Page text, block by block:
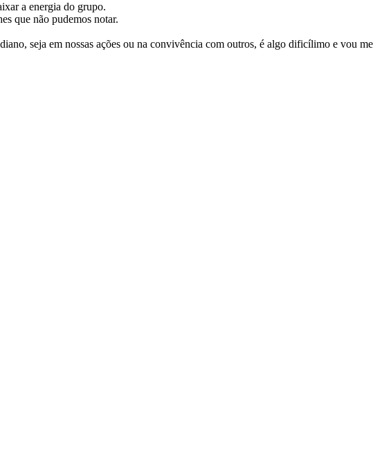
a energia do grupo.
que não pudemos notar.
seja em nossas ações ou na convivência com outros, é algo dificílimo e vou me